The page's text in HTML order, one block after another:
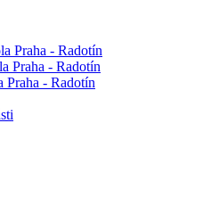
Praha - Radotín
Praha - Radotín
Praha - Radotín